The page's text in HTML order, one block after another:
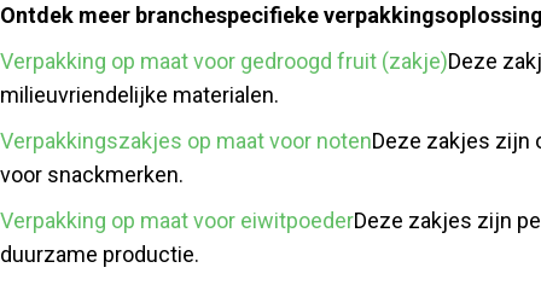
Ontdek meer branchespecifieke
Verpakking op maat voor gedroogd fruit (zakje)Deze
milieuvriendelijke materialen.
Verpakkingszakjes op maat voor notenDeze zakjes zijn
voor snackmerken.
Verpakking op maat voor eiwitpoederDeze zakjes zijn
duurzame productie.